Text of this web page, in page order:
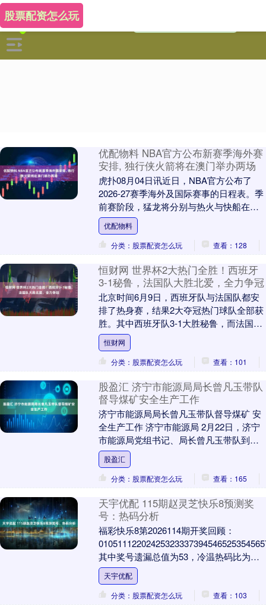
股票配资怎么玩
优配物料 NBA官方公布新赛季海外赛
安排, 独行侠火箭将在澳门举办两场
虎扑08月04日讯近日，NBA官方公布了
2026-27赛季海外及国际赛事的日程表。季
前赛阶段，猛龙将分别与热火与快船在加
拿大的魁北克（10月3日）和温哥华（10....
优配物料
分类：股票配资怎么玩
查看：128
恒财网 世界杯2大热门全胜！西班牙
3-1秘鲁，法国队大胜北爱，全力争冠
北京时间6月9日，西班牙队与法国队都安
排了热身赛，结果2大夺冠热门球队全部获
胜。其中西班牙队3-1大胜秘鲁，而法国队
也以同样的比分打败了北爱尔兰队。 在对
阵秘鲁....
恒财网
分类：股票配资怎么玩
查看：101
股盈汇 济宁市能源局局长曾凡玉带队
督导煤矿安全生产工作
济宁市能源局局长曾凡玉带队督导煤矿 安
全生产工作 济宁市能源局 2月22日，济宁
市能源局党组书记、局长曾凡玉带队到鲁
泰控股集团太平煤矿、山东能源集团兖矿
能源（6....
股盈汇
分类：股票配资怎么玩
查看：165
天宇优配 115期赵灵芝快乐8预测奖
号：热码分析
福彩快乐8第2026114期开奖回顾：
其中奖号遗漏总值为53，冷温热码比为
2：....
天宇优配
分类：股票配资怎么玩
查看：103